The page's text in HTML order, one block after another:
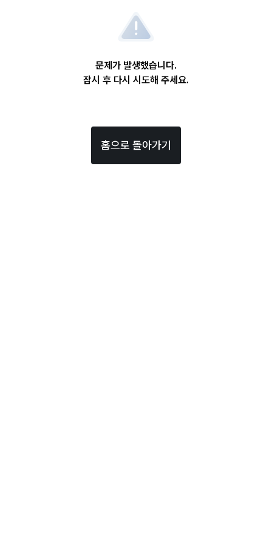
문제가 발생했습니다.
잠시 후 다시 시도해 주세요.
홈으로 돌아가기